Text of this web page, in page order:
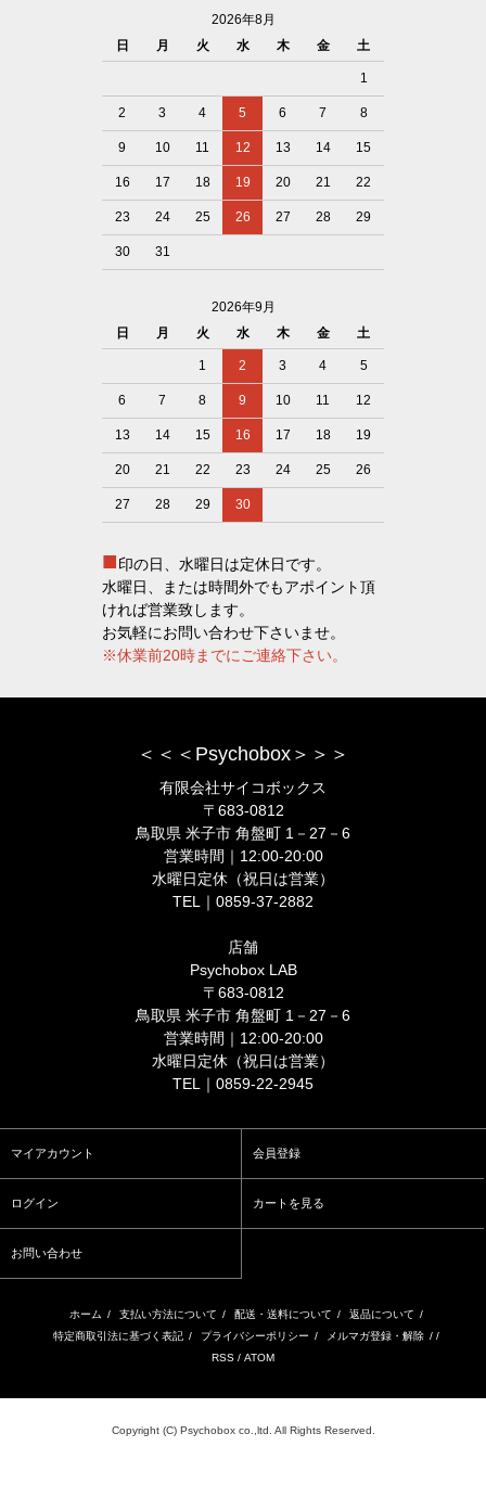
2026年8月
日
月 火 水 木 金 土
1
2 3 4 5 6 7 8
9 10 11 12 13 14 15
16 17 18 19 20 21 22
23 24 25 26 27 28 29
30 31
2026年9月
日
月 火 水 木 金 土
1 2 3 4 5
6 7 8 9 10 11 12
13 14 15 16 17 18 19
20 21 22 23 24 25 26
27 28 29 30
■印の日、水曜日は定休日です。
水曜日、または時間外でもアポイント頂
ければ営業致します。
お気軽にお問い合わせ下さいませ。
※休業前20時までにご連絡下さい。
＜＜＜Psychobox＞＞＞
有限会社サイコボックス
〒683-0812
鳥取県 米子市 角盤町 1－27－6
営業時間｜12:00-20:00
水曜日定休（祝日は営業）
TEL｜0859-37-2882
店舗
Psychobox LAB
〒683-0812
鳥取県 米子市 角盤町 1－27－6
営業時間｜12:00-20:00
水曜日定休（祝日は営業）
TEL｜0859-22-2945
マイアカウント 会員登録
ログイン カートを見る
お問い合わせ
ホーム / 支払い方法について / 配送・送料について / 返品について /
特定商取引法に基づく表記 / プライバシーポリシー / メルマガ登録・解除 / /
RSS / ATOM
Copyright (C) Psychobox co.,ltd. All Rights Reserved.